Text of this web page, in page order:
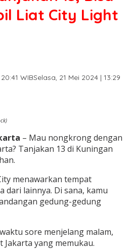
Liat City Light
WIBSelasa, 21 Mei 2024 | 13:29
– Mau nongkrong dengan
Tanjakan 13 di Kuningan
menawarkan tempat
dari lainnya. Di sana, kamu
gedung-gedung
sore menjelang malam,
yang memukau.